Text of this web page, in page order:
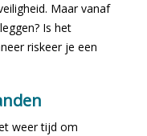
Maar vanaf
Is het
riskeer je een
weer tijd om